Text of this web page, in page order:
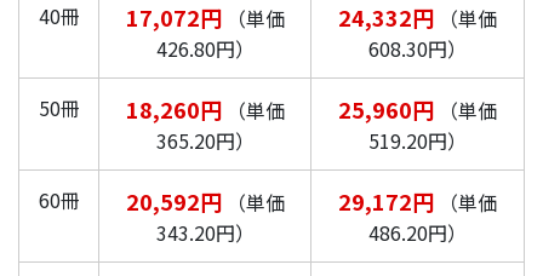
40冊 17,072円（単価
426.80円）
24,332円 （単価
608.30円）
50冊 18,260円（単価
365.20円）
25,960円 （単価
519.20円）
60冊 20,592円（単価
343.20円）
29,172円 （単価
486.20円）